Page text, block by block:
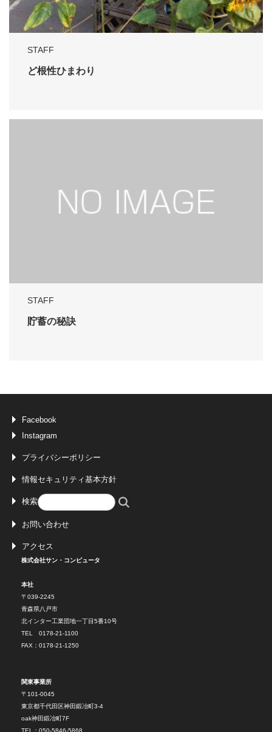
STAFF
ど根性ひまわり
STAFF
貯蓄の秘訣
Facebook
Instagram
プライバシーポリシー
情報セキュリティ基本方針
検索
お問い合わせ
アクセス
株式会社サン・コンピュータ
本社
〒039-2245
青森県八戸市
北インター工業団地一丁目5番10号
TEL 0178-21-1100
FAX：0178-21-1250
関東事業所
〒101-0045
東京都千代田区神田鍛冶町3-4
oak神田鍛冶町7F
TEL：050-5846-5868